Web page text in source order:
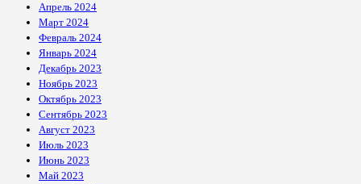
Апрель 2024
Март 2024
Февраль 2024
Январь 2024
Декабрь 2023
Ноябрь 2023
Октябрь 2023
Сентябрь 2023
Август 2023
Июль 2023
Июнь 2023
Май 2023